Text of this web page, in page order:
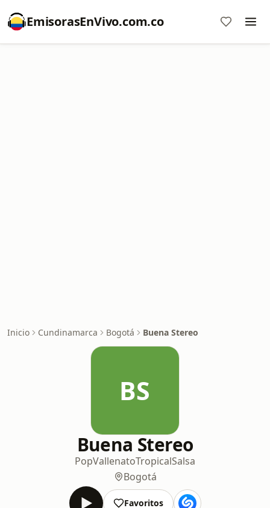
EmisorasEnVivo.com.co
Inicio Cundinamarca Bogotá Buena Stereo
BS
Buena Stereo
PopVallenatoTropicalSalsa
Bogotá
Favoritos